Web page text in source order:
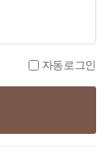
자동로그인